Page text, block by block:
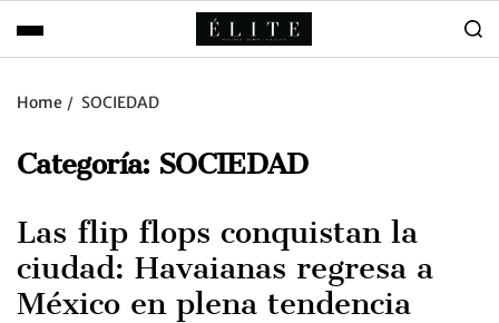
Home SOCIEDAD
Categoría: SOCIEDAD
Las flip flops conquistan la
ciudad: Havaianas regresa a
México en plena tendencia